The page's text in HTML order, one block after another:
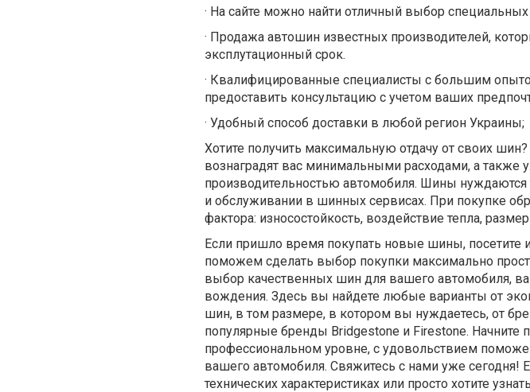
· На сайте можно найти отличный выбор
· Продажа автошин известных производителей,
эксплутационный срок.
· Квалифицированные специалисты с большим
предоставить консультацию с учетом ваших
· Удобный способ доставки в любой регион Украины;
Хотите получить максимальную отдачу от своих
вознаградят вас минимальными расходами, а также
производительностью автомобиля. Шины
и обслуживании в шинных сервисах. При покупке
фактора: износостойкость, воздействие тепла,
Если пришло время покупать новые шины, посетите
поможем сделать выбор покупки максимально
выбор качественных шин для вашего автомобиля,
вождения. Здесь вы найдете любые варианты от
шин, в том размере, в котором вы нуждаетесь, от
популярные бренды Bridgestone и Firestone. Начните
профессиональном уровне, с удовольствием
вашего автомобиля. Свяжитесь с нами уже сегодня!
технических характеристиках или просто хотите